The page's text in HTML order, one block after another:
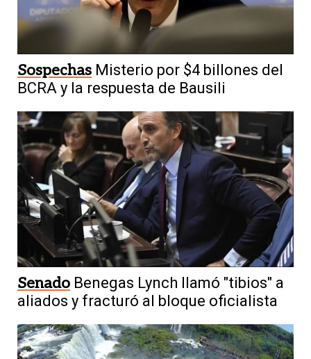
Sospechas Misterio por $4 billones del
BCRA y la respuesta de Bausili
Senado Benegas Lynch llamó "tibios" a
aliados y fracturó al bloque oficialista